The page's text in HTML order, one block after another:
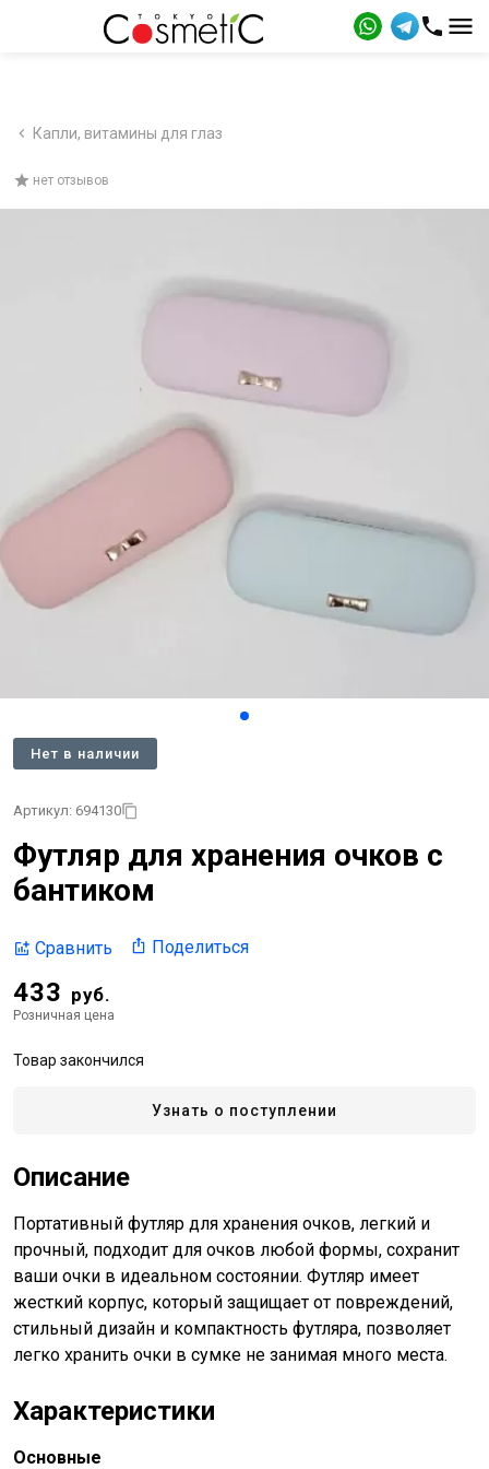
Капли, витамины для глаз
нет отзывов
Нет в наличии
Артикул: 694130
Футляр для хранения очков с
бантиком
Сравнить Поделиться
433 руб.
Розничная цена
Товар закончился
Узнать о поступлении
Описание
Портативный футляр для хранения очков, легкий и
прочный, подходит для очков любой формы, сохранит
ваши очки в идеальном состоянии. Футляр имеет
жесткий корпус, который защищает от повреждений,
стильный дизайн и компактность футляра, позволяет
легко хранить очки в сумке не занимая много места.
Характеристики
Основные